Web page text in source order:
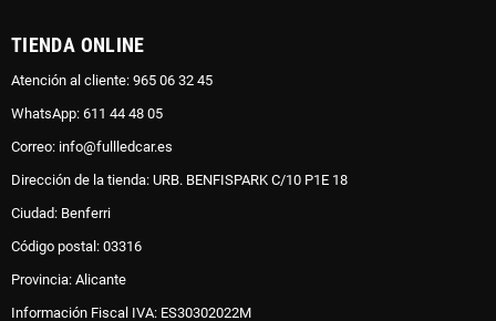
TIENDA ONLINE
Atención al cliente: 965 06 32 45
WhatsApp: 611 44 48 05
Correo: info@fullledcar.es
Dirección de la tienda: URB. BENFISPARK C/10 P1E 18
Ciudad: Benferri
Código postal: 03316
Provincia: Alicante
Información Fiscal IVA: ES30302022M